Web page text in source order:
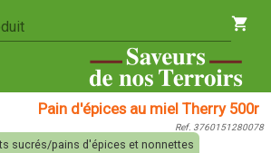
shopping_cart
Pain d'épices au miel Therry 500r
Ref. 3760151280078
sucrés/pains d'épices et nonnettes